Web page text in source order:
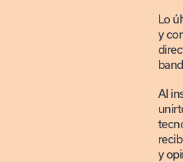
Lo
y
Al
y